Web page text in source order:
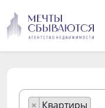
× Квартиры